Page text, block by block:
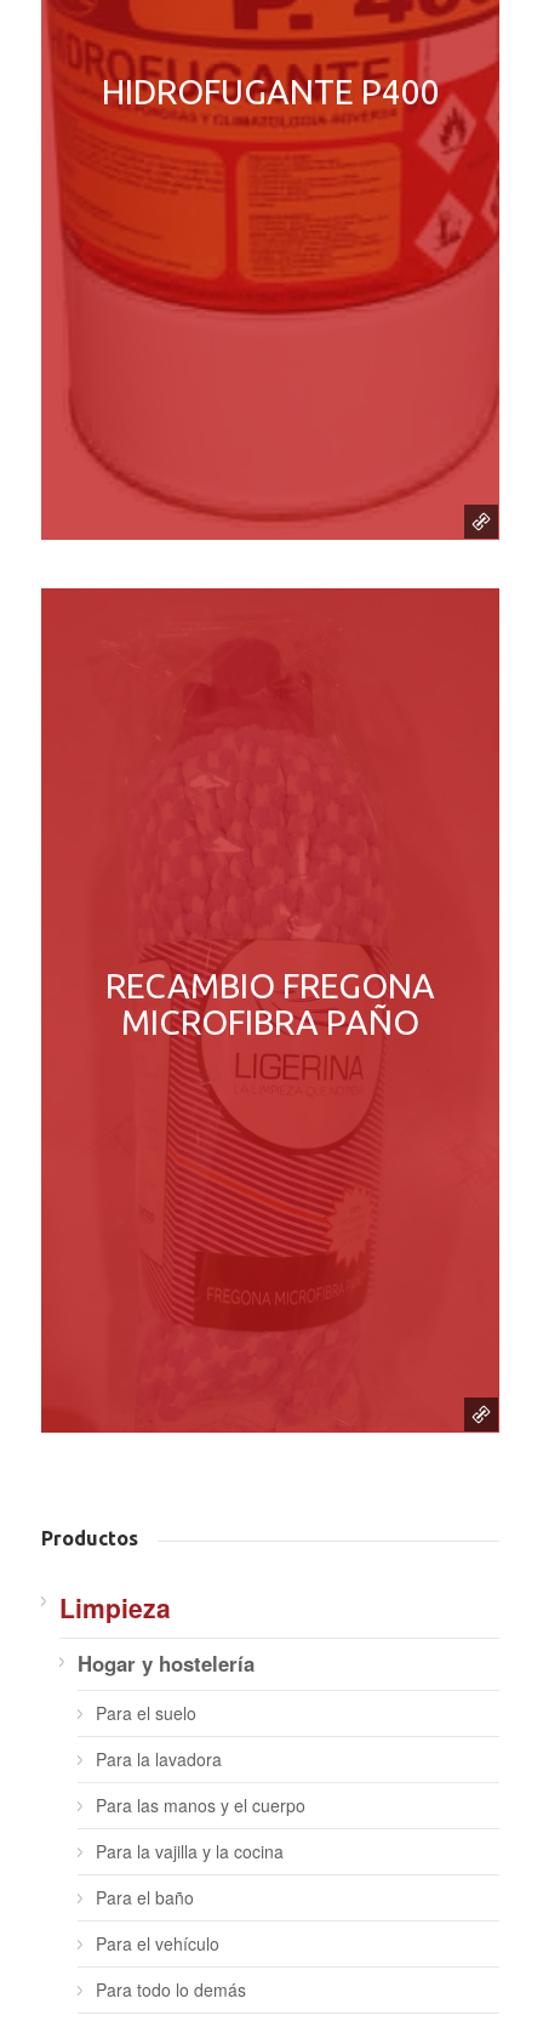
HIDROFUGANTE P400
RECAMBIO FREGONA
MICROFIBRA PAÑO
Productos
Limpieza
Hogar y hostelería
Para el suelo
Para la lavadora
Para las manos y el cuerpo
Para la vajilla y la cocina
Para el baño
Para el vehículo
Para todo lo demás